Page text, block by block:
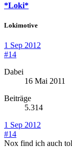
*Loki*
Lokimotive
1 Sep 2012
#14
Dabei
16 Mai 2011
Beiträge
5.314
1 Sep 2012
#14
Nox find ich auch